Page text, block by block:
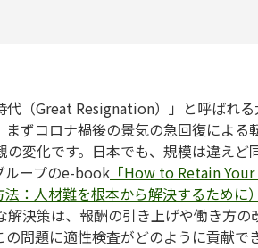
（Great Resignation）」と呼ばれ
ずコロナ禍後の景気の急回復による
変化です。日本でも、規模は違えど
ループのe-book 「How to Retain
：人材難を根本から解決するために）
決策は、報酬の引き上げや働き方の
問題に適性検査がどのように貢献で